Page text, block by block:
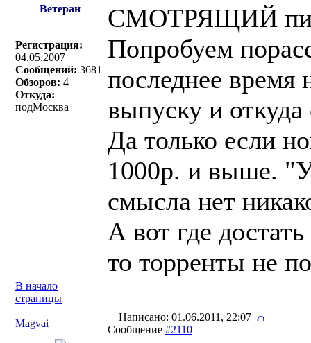
Ветеран
Регистрация:
04.05.2007
Сообщений: 3681
Обзоров: 4
Откуда:
подМосква
СМОТРЯЩИЙ
Попробуем
последнее время
выпуску и
Да только если
1000р. и выше.
смысла нет
А вот где
то торренты не
В начало
страницы
Magvai
Написано: 01.06.2011, 22:07
Сообщение #2110